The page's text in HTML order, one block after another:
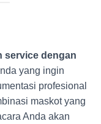
service dengan
yang ingin
profesional
maskot yang
Anda akan